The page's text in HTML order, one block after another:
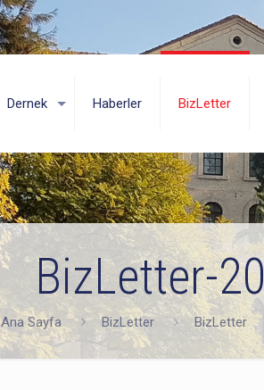
Dernek Haberler BizLetter
BizLetter-
Ana Sayfa BizLetter BizLetter